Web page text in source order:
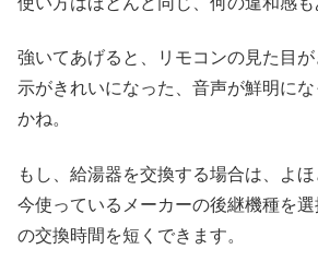
強いてあげると、リモコンの見た目
示がきれいになった、音声が鮮明に
かね。
もし、給湯器を交換する場合は、よ
今使っているメーカーの後継機種を
の交換時間を短くできます。